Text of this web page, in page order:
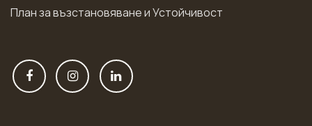
План за възстановяване и Устойчивост